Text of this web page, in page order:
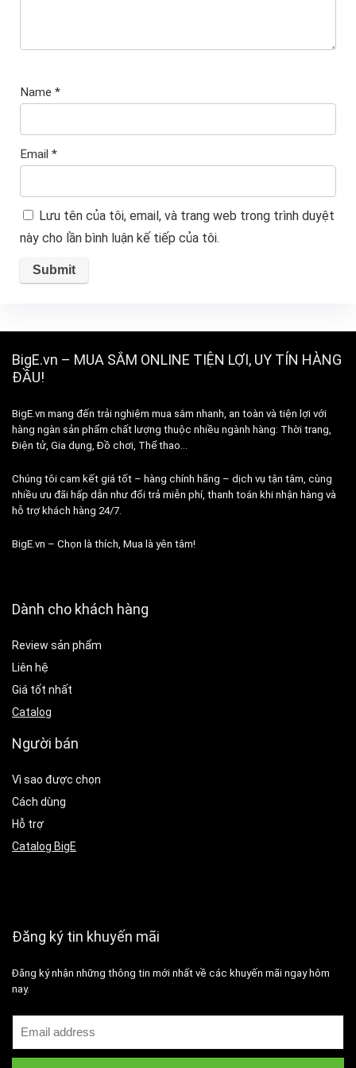
Name *
Email *
Lưu tên của tôi, email, và trang web trong trình duyệt
này cho lần bình luận kế tiếp của tôi.
BigE.vn – MUA SẮM ONLINE TIỆN LỢI, UY TÍN HÀNG
ĐẦU!
BigE.vn mang đến trải nghiệm mua sắm nhanh, an toàn và tiện lợi với
hàng ngàn sản phẩm chất lượng thuộc nhiều ngành hàng: Thời trang,
Điện tử, Gia dụng, Đồ chơi, Thể thao…
Chúng tôi cam kết giá tốt – hàng chính hãng – dịch vụ tận tâm, cùng
nhiều ưu đãi hấp dẫn như đổi trả miễn phí, thanh toán khi nhận hàng và
hỗ trợ khách hàng 24/7.
BigE.vn – Chọn là thích, Mua là yên tâm!
Dành cho khách hàng
Review sản phẩm
Liên hệ
Giá tốt nhất
Catalog
Người bán
Vì sao được chọn
Cách dùng
Hỗ trợ
Catalog BigE
Đăng ký tin khuyến mãi
Đăng ký nhận những thông tin mới nhất về các khuyến mãi ngay hôm
nay.